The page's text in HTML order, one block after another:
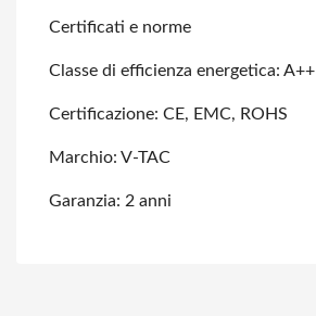
Certificati e norme
Classe di efficienza energetica: A++
Certificazione: CE, EMC, ROHS
Marchio: V-TAC
Garanzia: 2 anni